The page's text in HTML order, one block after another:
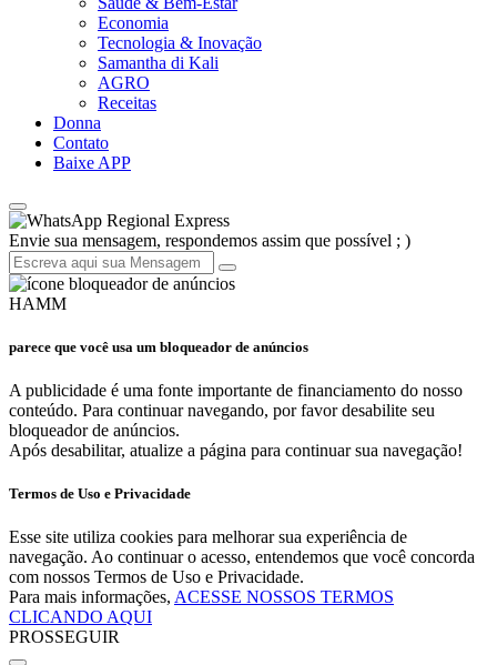
Economia
Tecnologia & Inovação
Samantha di Kali
AGRO
Receitas
Donna
Contato
Baixe APP
Regional Express
Envie sua mensagem, respondemos assim que possível ; )
HAMM
parece que você usa um bloqueador de anúncios
A publicidade é uma fonte importante de financiamento do nosso
conteúdo. Para continuar navegando, por favor desabilite seu
bloqueador de anúncios.
Após desabilitar, atualize a página para continuar sua navegação!
Termos de Uso e Privacidade
Esse site utiliza cookies para melhorar sua experiência de
navegação. Ao continuar o acesso, entendemos que você concorda
com nossos Termos de Uso e Privacidade.
Para mais informações, ACESSE NOSSOS TERMOS
CLICANDO AQUI
PROSSEGUIR